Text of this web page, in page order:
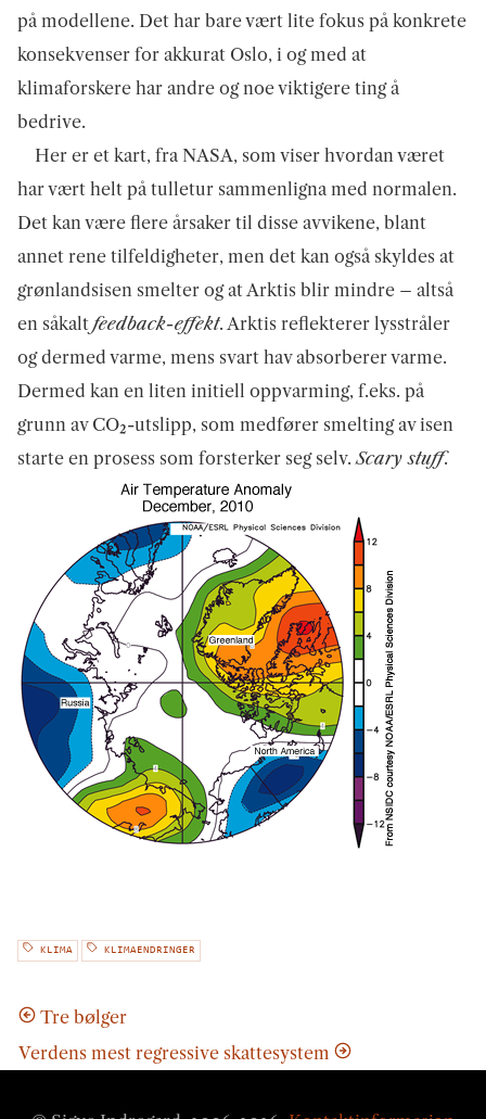
på modellene. Det har bare vært lite fokus på konkrete
konsekvenser for akkurat Oslo, i og med at
klimaforskere har andre og noe viktigere ting å
bedrive.
Her er et kart, fra NASA, som viser hvordan været
har vært helt på tulletur sammenligna med normalen.
Det kan være flere årsaker til disse avvikene, blant
annet rene tilfeldigheter, men det kan også skyldes at
grønlandsisen smelter og at Arktis blir mindre – altså
en såkaltfeedback-effekt. Arktis reflekterer lysstråler
og dermed varme, mens svart hav absorberer varme.
Dermed kan en liten initiell oppvarming, f.eks. på
grunn av CO₂-utslipp, som medfører smelting av isen
starte en prosess som forsterker seg selv.Scary stuff.
KLIMA KLIMAENDRINGER
Tre bølger
Verdens mest regressive skattesystem